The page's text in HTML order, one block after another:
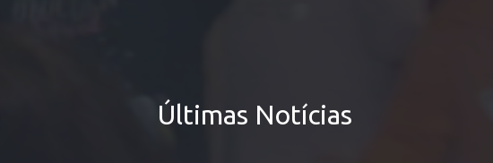
Últimas Notícias